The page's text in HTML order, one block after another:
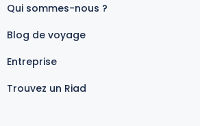
Qui sommes-nous ?
Blog de voyage
Entreprise
Trouvez un Riad